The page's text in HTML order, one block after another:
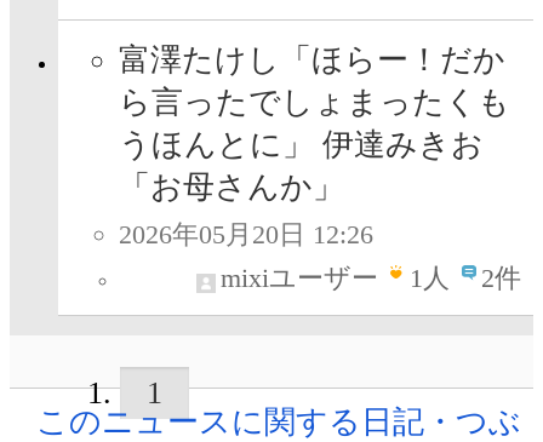
富澤たけし「ほらー！だか
ら言ったでしょまったくも
うほんとに」 伊達みきお
「お母さんか」
2026年05月20日 12:26
mixiユーザー
1人 2件
1
このニュースに関する日記・つぶ